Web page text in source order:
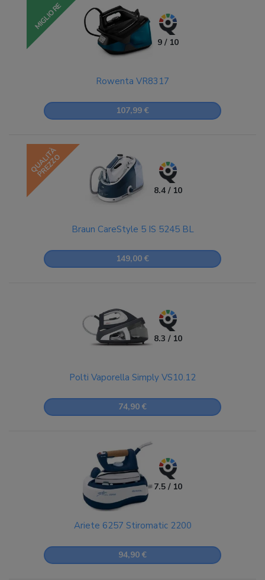
MIGLIORE
9 / 10
Rowenta VR8317
107,99 €
QUALITÀ
PREZZO
8.4 / 10
Braun CareStyle 5 IS 5245 BL
149,00 €
8.3 / 10
Polti Vaporella Simply VS10.12
74,90 €
7.5 / 10
Ariete 6257 Stiromatic 2200
94,90 €